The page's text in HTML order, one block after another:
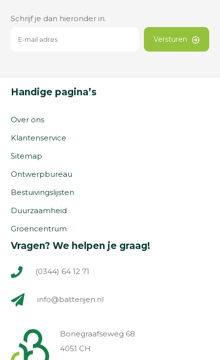
Schrijf je dan hieronder in.
Versturen
Handige pagina’s
Over ons
Klantenservice
Sitemap
Ontwerpbureau
Bestuivingslijsten
Duurzaamheid
Groencentrum
Vragen? We helpen je graag!
(0344) 64 12 71
info@batterijen.nl
Bonegraafseweg 68
4051 CH